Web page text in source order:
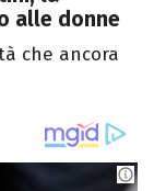
alle donne
che ancora